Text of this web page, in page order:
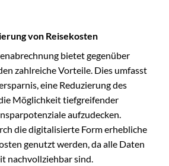
von Reisekosten
bietet gegenüber
zahlreiche Vorteile. Dies umfasst
eine Reduzierung des
Möglichkeit tiefgreifender
aufzudecken.
die digitalisierte Form erhebliche
genutzt werden, da alle Daten
nachvollziehbar sind.